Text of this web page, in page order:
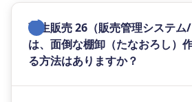
弥生販売 26（販売管理システム/
は、面倒な棚卸（たなおろし）
る方法はありますか？